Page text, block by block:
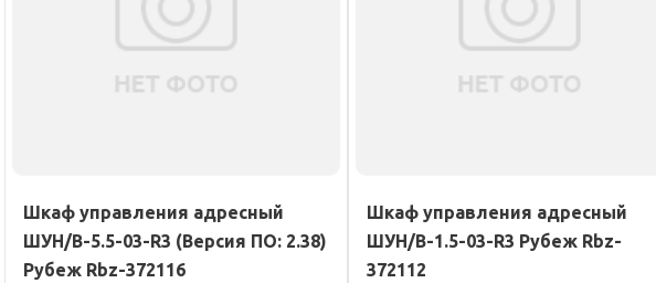
Шкаф управления адресный
ШУН/В-5.5-03-R3 (Версия ПО: 2.38)
Рубеж Rbz-372116
Шкаф управления адресный
ШУН/В-1.5-03-R3 Рубеж Rbz-
372112